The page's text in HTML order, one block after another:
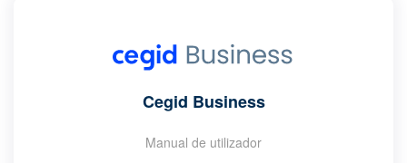
Cegid Business
Manual de utilizador